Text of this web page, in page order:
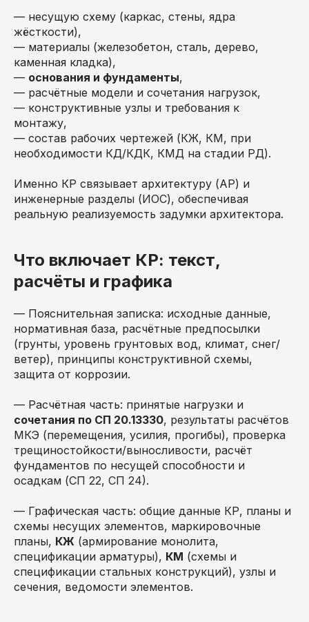
— несущую схему (каркас, стены, ядра
жёсткости),
— материалы (железобетон, сталь, дерево,
каменная кладка),
— основания и фундаменты,
— расчётные модели и сочетания нагрузок,
— конструктивные узлы и требования к
монтажу,
— состав рабочих чертежей (КЖ, КМ, при
необходимости КД/КДК, КМД на стадии РД).
Именно КР связывает архитектуру (АР) и
инженерные разделы (ИОС), обеспечивая
реальную реализуемость задумки архитектора.
Что включает КР: текст,
расчёты и графика
— Пояснительная записка: исходные данные,
нормативная база, расчётные предпосылки
(грунты, уровень грунтовых вод, климат, снег/
ветер), принципы конструктивной схемы,
защита от коррозии.
— Расчётная часть: принятые нагрузки и
сочетания по СП 20.13330, результаты расчётов
МКЭ (перемещения, усилия, прогибы), проверка
трещиностойкости/выносливости, расчёт
фундаментов по несущей способности и
осадкам (СП 22, СП 24).
— Графическая часть: общие данные КР, планы и
схемы несущих элементов, маркировочные
планы, КЖ (армирование монолита,
спецификации арматуры), КМ (схемы и
спецификации стальных конструкций), узлы и
сечения, ведомости элементов.